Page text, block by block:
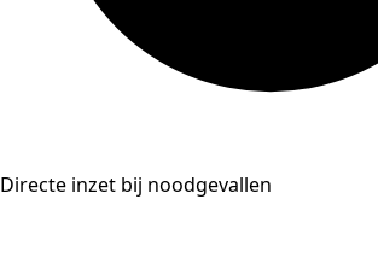
Directe inzet bij noodgevallen